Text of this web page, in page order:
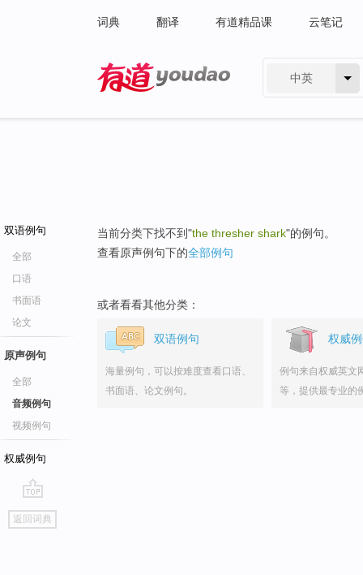
词典 翻译 有道精品课 云笔记
中英
双语例句
全部
口语
书面语
论文
原声例句
全部
音频例句
视频例句
权威例句
go
top
返回词典
当前分类下找不到"the thresher shark"的例句。
查看原声例句下的全部例句
或者看看其他分类：
双语例句
海量例句，可以按难度查看口语、
书面语、论文例句。
权威
例句来自权威英文
等，提供最专业的